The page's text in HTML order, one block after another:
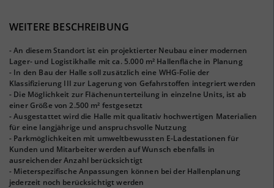
WEITERE BESCHREIBUNG
- An diesem Standort ist ein projektierter Neubau einer modernen
Lager- und Logistikhalle mit ca. 5.000 m² Hallenfläche in Planung
- In den Bau der Halle soll zusätzlich eine WHG-Folie der
Klassifizierung III zur Lagerung von Gefahrstoffen integriert werden
- Die Möglichkeit zur Flächenunterteilung in einzelne Units, ist ab
einer Größe von 2.500 m² festgesetzt
- Ausgestattet wird die Halle mit qualitativ hochwertigen Materialien
für eine langjährige und anspruchsvolle Nutzung
- Parkmöglichkeiten mit umweltbewussten E-Ladestationen für
Kunden und Mitarbeiter werden auf Wunsch ebenfalls in
ausreichender Anzahl berücksichtigt
- Mieterspezifische Anpassungen können bei der Hallenplanung
jederzeit noch berücksichtigt werden